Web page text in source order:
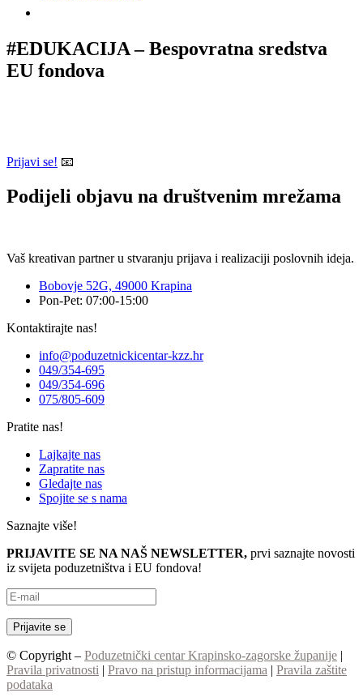
#EDUKACIJA – Bespovratna sredstva
EU fondova
Prijavi se! 📧
Podijeli objavu na društvenim mrežama
Vaš kreativan partner u stvaranju prijava i realizaciji poslovnih ideja.
Bobovje 52G, 49000 Krapina
Pon-Pet: 07:00-15:00
Kontaktirajte nas!
info@poduzetnickicentar-kzz.hr
049/354-695
049/354-696
075/805-609
Pratite nas!
Lajkajte nas
Zapratite nas
Gledajte nas
Spojite se s nama
Saznajte više!
PRIJAVITE SE NA NAŠ NEWSLETTER, prvi saznajte novosti
iz svijeta poduzetništva i EU fondova!
© Copyright – Poduzetnički centar Krapinsko-zagorske županije |
Pravila privatnosti | Pravo na pristup informacijama | Pravila zaštite
podataka